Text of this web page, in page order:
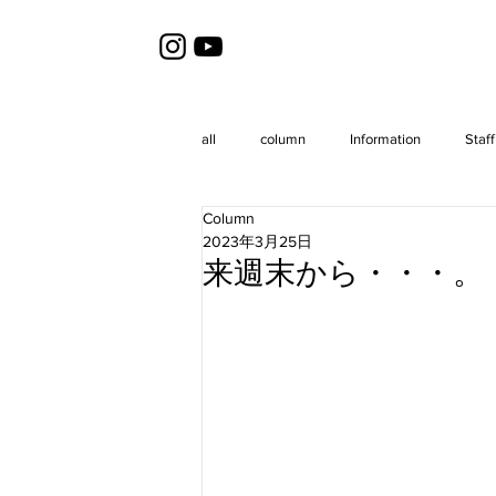
all column Information
来週末から・・・。
Column
2023年3月25日